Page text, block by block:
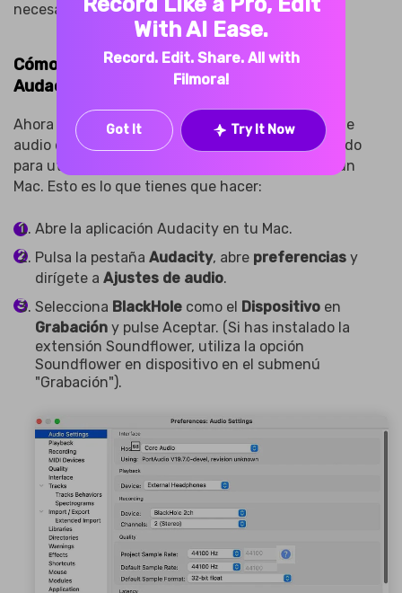
necesaria si tienes un Mac M1, M2 o M3.
Cómo grabar audio interno en Mac con
Audacity
Ahora que has añadido funciones de grabación de
audio de escritorio a tu Mac, por fin estás preparado
para utilizar Audacity y grabar audio interno en un
Mac. Esto es lo que tienes que hacer:
Abre la aplicación Audacity en tu Mac.
Pulsa la pestaña Audacity, abre preferencias y
dirígete a Ajustes de audio.
Selecciona BlackHole como el Dispositivo en
Grabación y pulse Aceptar. (Si has instalado la
extensión Soundflower, utiliza la opción
Soundflower en dispositivo en el submenú
"Grabación").
With AI Ease.
Record. Edit. Share. All with
Filmora!
Got It Try It Now